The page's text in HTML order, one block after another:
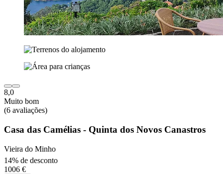
8,0
Muito bom
(6 avaliações)
Casa das Camélias - Quinta dos Novos Canastros
Vieira do Minho
14% de desconto
1006 €